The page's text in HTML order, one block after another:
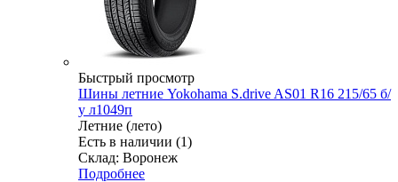
Быстрый просмотр
Шины летние Yokohama S.drive AS01 R16 215/65 б/
у л1049п
Летние (лето)
Есть в наличии (1)
Склад: Воронеж
Подробнее